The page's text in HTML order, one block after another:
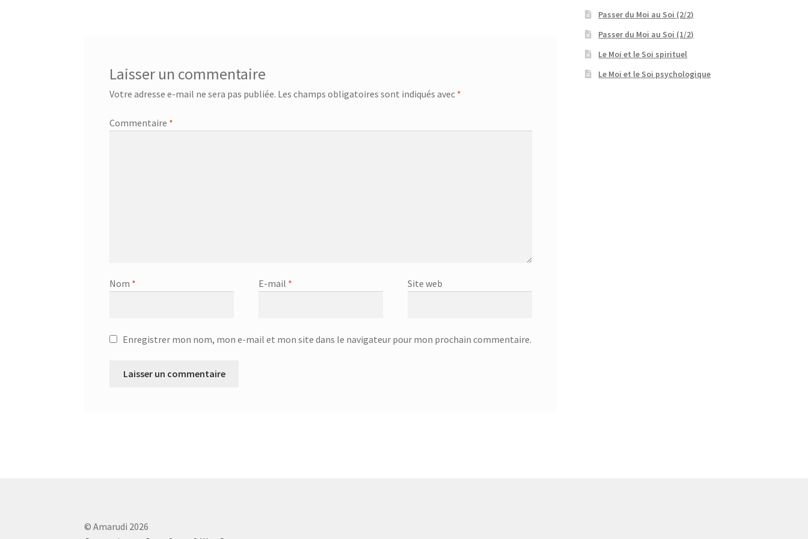
Laisser un commentaire
Votre adresse e-mail ne sera pas publiée. Les champs obligatoires sont indiqués avec *
Commentaire *
Nom * E-mail * Site web
Enregistrer mon nom, mon e-mail et mon site dans le navigateur pour mon prochain commentaire.
Passer du Moi au Soi (2/2)
Passer du Moi au Soi (1/2)
Le Moi et le Soi spirituel
Le Moi et le Soi psychologique
© Amarudi 2026